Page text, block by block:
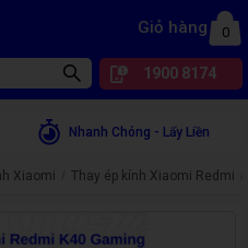
Giỏ hàng 0
1900 8174
Nhanh Chóng - Lấy Liền
Xiaomi Thay ép kính Xiaomi Redmi